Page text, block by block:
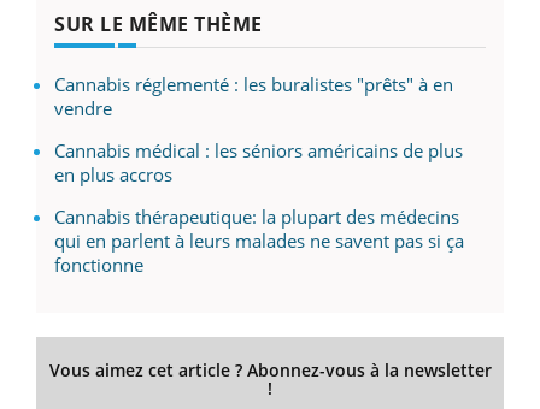
SUR LE MÊME THÈME
Cannabis réglementé : les buralistes "prêts" à en
vendre
Cannabis médical : les séniors américains de plus
en plus accros
Cannabis thérapeutique: la plupart des médecins
qui en parlent à leurs malades ne savent pas si ça
fonctionne
Vous aimez cet article ? Abonnez-vous à la newsletter
!